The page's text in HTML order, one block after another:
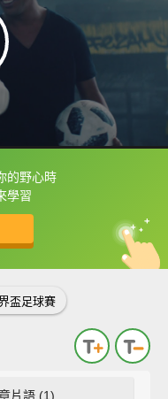
的野心時
學習
查字典喔！
中
英
盃足球賽
片語 (1)